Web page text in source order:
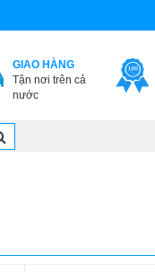
GIAO HÀNG
Tận nơi trên cả
nước